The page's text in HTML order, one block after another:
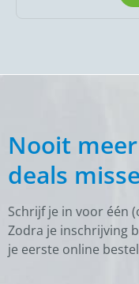
Nooit
deals
Schrijf je in voor één
Zodra je inschrijving
je eerste online